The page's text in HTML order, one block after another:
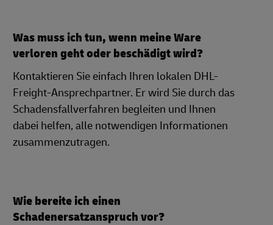
Was muss ich tun, wenn meine Ware
verloren geht oder beschädigt wird?
Kontaktieren Sie einfach Ihren lokalen DHL-
Freight-Ansprechpartner. Er wird Sie durch das
Schadensfallverfahren begleiten und Ihnen
dabei helfen, alle notwendigen Informationen
zusammenzutragen.
Wie bereite ich einen
Schadenersatzanspruch vor?